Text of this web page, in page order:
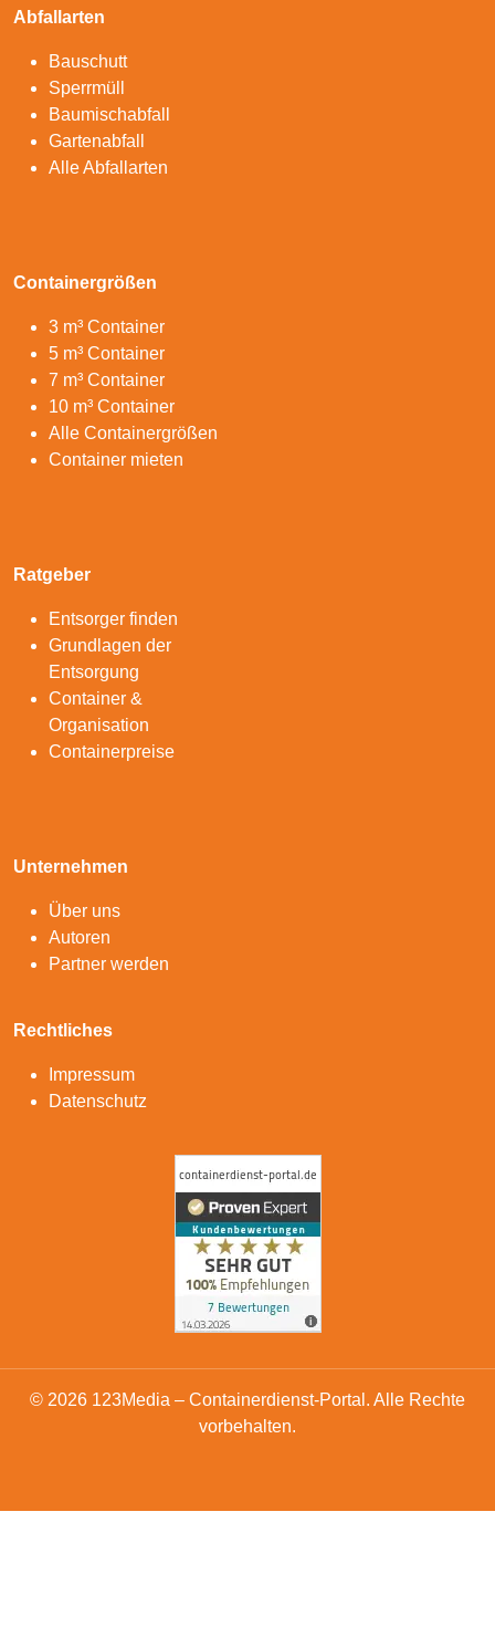
Abfallarten
Bauschutt
Sperrmüll
Baumischabfall
Gartenabfall
Alle Abfallarten
Containergrößen
3 m³ Container
5 m³ Container
7 m³ Container
10 m³ Container
Alle Containergrößen
Container mieten
Ratgeber
Entsorger finden
Grundlagen der
Entsorgung
Container &
Organisation
Containerpreise
Unternehmen
Über uns
Autoren
Partner werden
Rechtliches
Impressum
Datenschutz
© 2026 123Media – Containerdienst-Portal. Alle Rechte
vorbehalten.